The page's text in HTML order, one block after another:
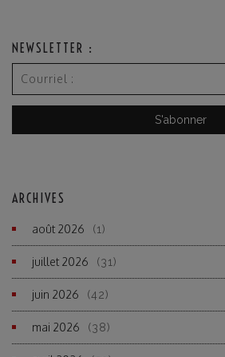
NEWSLETTER :
ARCHIVES
août 2026 (1)
juillet 2026 (31)
juin 2026 (42)
mai 2026 (38)